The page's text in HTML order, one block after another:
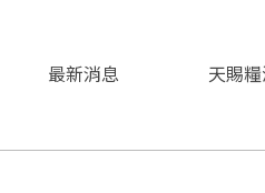
最新消息 天賜